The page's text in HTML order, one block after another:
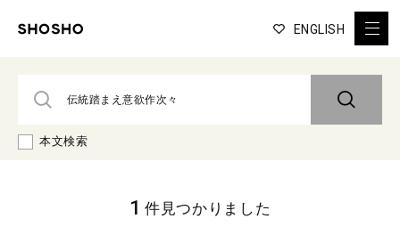
ENGLISH
本文検索
1 件見つかりました